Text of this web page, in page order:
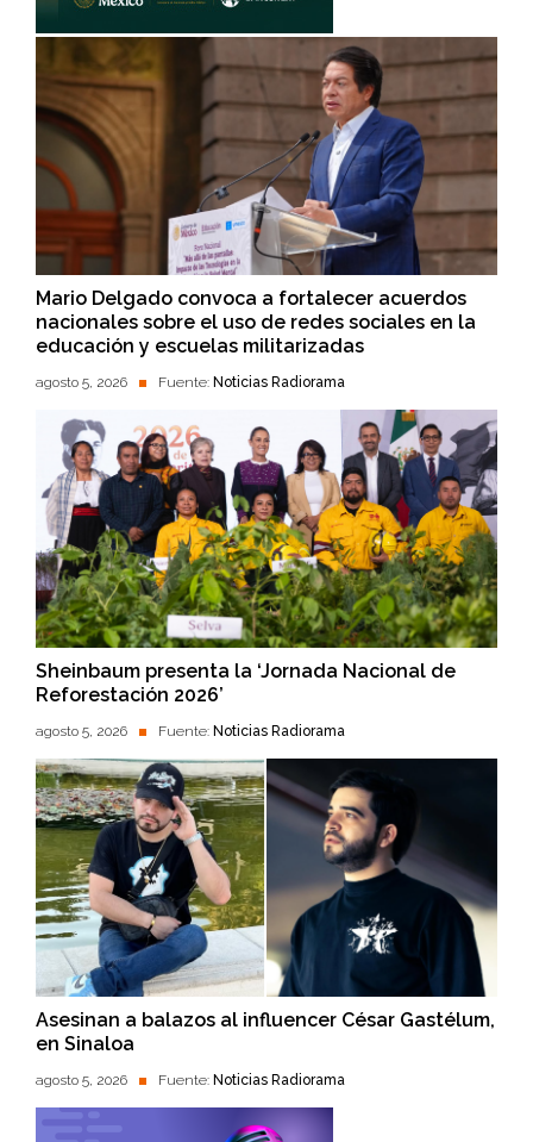
Mario Delgado convoca a fortalecer acuerdos
nacionales sobre el uso de redes sociales en la
educación y escuelas militarizadas
agosto 5, 2026 Fuente: Noticias Radiorama
Sheinbaum presenta la ‘Jornada Nacional de
Reforestación 2026’
agosto 5, 2026 Fuente: Noticias Radiorama
Asesinan a balazos al influencer César Gastélum,
en Sinaloa
agosto 5, 2026 Fuente: Noticias Radiorama